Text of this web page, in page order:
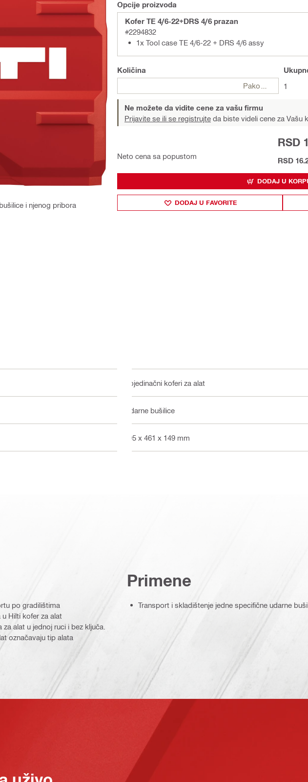
i njenog pribora
Opcije proizvoda
Kofer TE 4/6-22+DRS 4/6 prazan
#2294832
1x Tool case TE 4/6-22 + DRS 4/6 assy
Količina
1
Ne možete da vidite cene za vašu firmu
Prijavite se ili se registrujte da biste videli cene za Vašu
Neto cena sa popustom
RSD
RSD
DODAJ U
DODAJ U FAVORITE
Pojedinačni koferi za alat
Udarne bušilice
595 x 461 x 149 mm
po gradilištima
Hilti kofer za alat
alat u jednoj ruci i bez ključa.
označavaju tip alata
Primene
Transport i skladištenje jedne specifične udarne